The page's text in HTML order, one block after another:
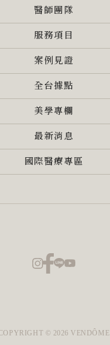
醫師團隊
服務項目
案例見證
全台據點
美學專欄
最新消息
國際醫療專區
© 2026 VENDÔME